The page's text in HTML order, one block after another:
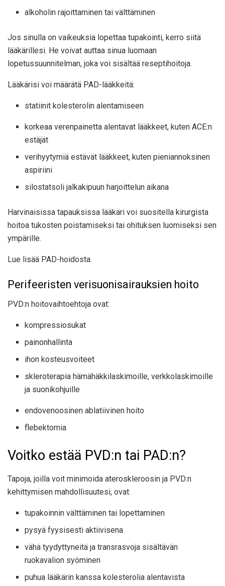
alkoholin rajoittaminen tai välttäminen
Jos sinulla on vaikeuksia lopettaa tupakointi, kerro siitä
lääkärillesi. He voivat auttaa sinua luomaan
lopetussuunnitelman, joka voi sisältää reseptihoitoja.
Lääkärisi voi määrätä PAD-lääkkeitä:
statiinit kolesterolin alentamiseen
korkeaa verenpainetta alentavat lääkkeet, kuten ACE:n
estäjät
verihyytymiä estävät lääkkeet, kuten pieniannoksinen
aspiriini
silostatsoli jalkakipuun harjoittelun aikana
Harvinaisissa tapauksissa lääkäri voi suositella kirurgista
hoitoa tukosten poistamiseksi tai ohituksen luomiseksi sen
ympärille.
Lue lisää PAD-hoidosta.
Perifeeristen verisuonisairauksien hoito
PVD:n hoitovaihtoehtoja ovat:
kompressiosukat
painonhallinta
ihon kosteusvoiteet
skleroterapia hämähäkkilaskimoille, verkkolaskimoille
ja suonikohjuille
endovenoosinen ablatiivinen hoito
flebektomia
Voitko estää PVD:n tai PAD:n?
Tapoja, joilla voit minimoida ateroskleroosin ja PVD:n
kehittymisen mahdollisuutesi, ovat:
tupakoinnin välttäminen tai lopettaminen
pysyä fyysisesti aktiivisena
vähä tyydyttyneitä ja transrasvoja sisältävän
ruokavalion syöminen
puhua lääkärin kanssa kolesterolia alentavista